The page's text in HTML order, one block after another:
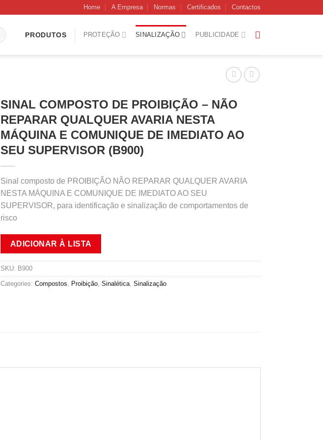
Home A Empresa Normas Certificados Contactos
PRODUTOS PROTEÇÃO SINALIZAÇÃO PUBLICIDADE
SINAL COMPOSTO DE PROIBIÇÃO – NÃO
REPARAR QUALQUER AVARIA NESTA
MÁQUINA E COMUNIQUE DE IMEDIATO AO
SEU SUPERVISOR (B900)
Sinal composto de PROIBIÇÃO NÃO REPARAR QUALQUER AVARIA
NESTA MÁQUINA E COMUNIQUE DE IMEDIATO AO SEU
SUPERVISOR, para identificação e sinalização de comportamentos de
risco
ADICIONAR À LISTA
SKU: B900
Categories: Compostos, Proibição, Sinalética, Sinalização